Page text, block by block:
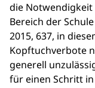
die
Bereich der
2015, 637, in
Kopftuchverbote
generell
für einen Schritt